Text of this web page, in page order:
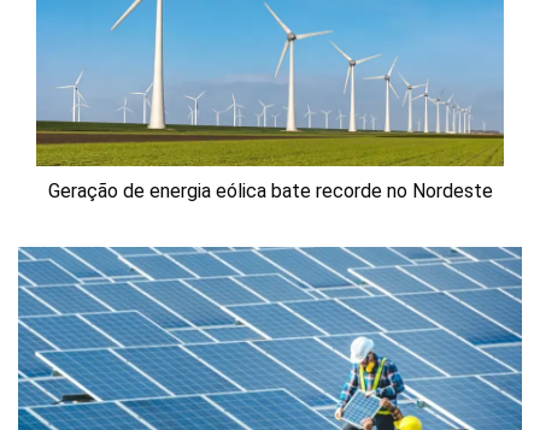
Geração de energia eólica bate recorde no Nordeste